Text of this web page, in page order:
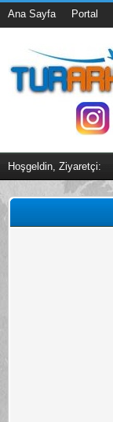
Ana Sayfa Portal
Hoşgeldin, Ziyaretçi: